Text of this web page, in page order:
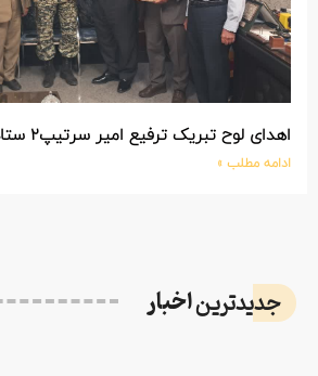
اهدای لوح تبریک ترفیع امیر سرتیپ۲ ستاد حسین صادق زاده فرمانده تیپ ۲۵ واکنش سریع شهید آبگون نزاجا مستقر در تبریز
ادامه مطلب »
جدیدتریناخبار